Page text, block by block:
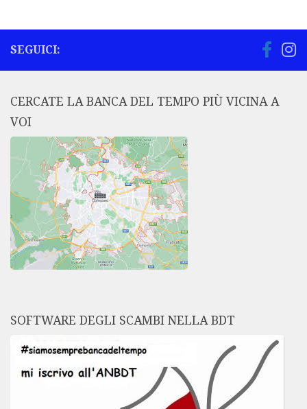
SEGUICI:
CERCATE LA BANCA DEL TEMPO PIÙ VICINA A
VOI
SOFTWARE DEGLI SCAMBI NELLA BDT